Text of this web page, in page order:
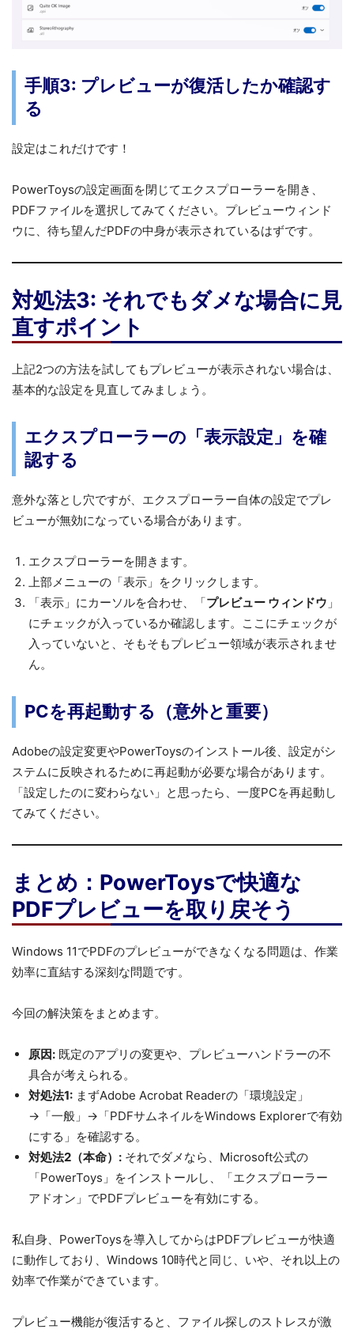
手順3: プレビューが復活したか確認す
る
設定はこれだけです！
PowerToysの設定画面を閉じてエクスプローラーを開き、
PDFファイルを選択してみてください。プレビューウィンド
ウに、待ち望んだPDFの中身が表示されているはずです。
対処法3: それでもダメな場合に見
直すポイント
上記2つの方法を試してもプレビューが表示されない場合は、
基本的な設定を見直してみましょう。
エクスプローラーの「表示設定」を確
認する
意外な落とし穴ですが、エクスプローラー自体の設定でプレ
ビューが無効になっている場合があります。
エクスプローラーを開きます。
上部メニューの「表示」をクリックします。
「表示」にカーソルを合わせ、「プレビュー ウィンドウ 」
にチェックが入っているか確認します。ここにチェックが
入っていないと、そもそもプレビュー領域が表示されませ
ん。
PCを再起動する（意外と重要）
Adobeの設定変更やPowerToysのインストール後、設定がシ
ステムに反映されるために再起動が必要な場合があります。
「設定したのに変わらない」と思ったら、一度PCを再起動し
てみてください。
まとめ：PowerToysで快適な
PDFプレビューを取り戻そう
Windows 11でPDFのプレビューができなくなる問題は、作業
効率に直結する深刻な問題です。
今回の解決策をまとめます。
原因: 既定のアプリの変更や、プレビューハンドラーの不
具合が考えられる。
対処法1: まずAdobe Acrobat Readerの「環境設定」
→「一般」→「PDFサムネイルをWindows Explorerで有効
にする」を確認する。
対処法2（本命）: それでダメなら、Microsoft公式の
「PowerToys」をインストールし、「エクスプローラー
アドオン」でPDFプレビューを有効にする。
私自身、PowerToysを導入してからはPDFプレビューが快適
に動作しており、Windows 10時代と同じ、いや、それ以上の
効率で作業ができています。
プレビュー機能が復活すると、ファイル探しのストレスが激